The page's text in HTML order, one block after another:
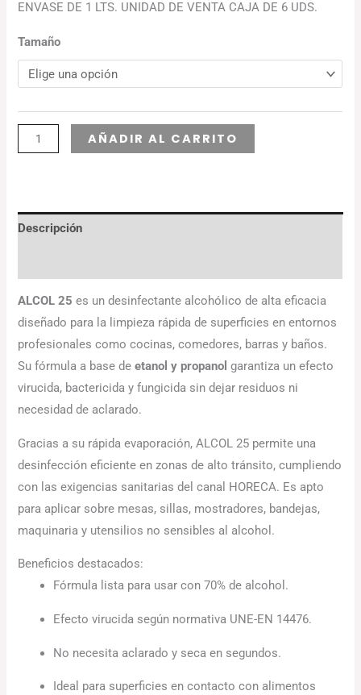
ENVASE DE 1 LTS. UNIDAD DE VENTA CAJA DE 6 UDS.
Tamaño
AÑADIR AL CARRITO
Descripción
ALCOL 25 es un desinfectante alcohólico de alta eficacia
diseñado para la limpieza rápida de superficies en entornos
profesionales como cocinas, comedores, barras y baños.
Su fórmula a base deetanol y propanol garantiza un efecto
virucida, bactericida y fungicida sin dejar residuos ni
necesidad de aclarado.
Gracias a su rápida evaporación, ALCOL 25 permite una
desinfección eficiente en zonas de alto tránsito, cumpliendo
con las exigencias sanitarias del canal HORECA. Es apto
para aplicar sobre mesas, sillas, mostradores, bandejas,
maquinaria y utensilios no sensibles al alcohol.
Beneficios destacados:
Fórmula lista para usar con 70% de alcohol.
Efecto virucida según normativa UNE-EN 14476.
No necesita aclarado y seca en segundos.
Ideal para superficies en contacto con alimentos